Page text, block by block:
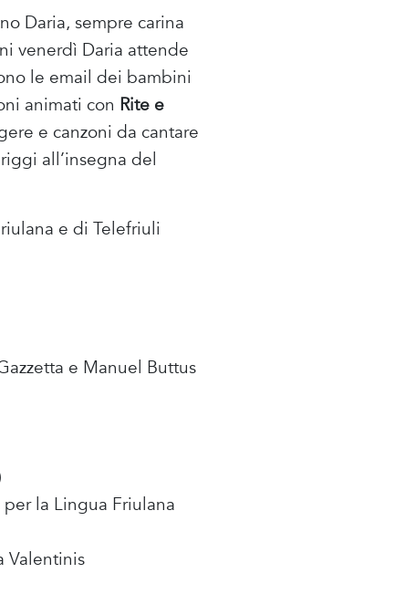
Daria, sempre carina
venerdì Daria attende
le email dei bambini
animati con Rite e
e canzoni da cantare
all’insegna del
e di Telefriuli
e Manuel Buttus
la Lingua Friulana
Valentinis